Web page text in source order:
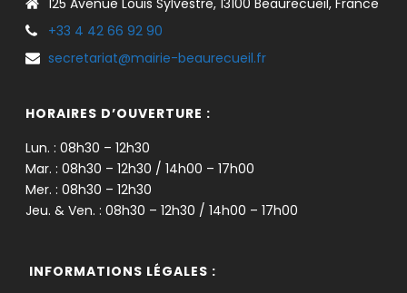
125 Avenue Louis Sylvestre, 13100 Beaurecueil, France
+33 4 42 66 92 90
secretariat@mairie-beaurecueil.fr
HORAIRES D’OUVERTURE :
Lun. : 08h30 – 12h30
Mar. : 08h30 – 12h30 / 14h00 – 17h00
Mer. : 08h30 – 12h30
Jeu. & Ven. : 08h30 – 12h30 / 14h00 – 17h00
INFORMATIONS LÉGALES :